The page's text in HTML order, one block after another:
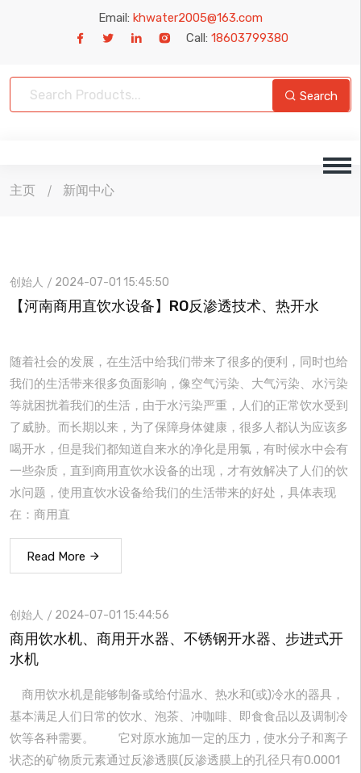
Email: khwater2005@163.com
Call: 18603799380
Search
主页 新闻中心
创始人 2024-07-01 15:45:50
【河南商用直饮水设备】RO反渗透技术、热开水
随着社会的发展，在生活中给我们带来了很多的便利，同时也给
我们的生活带来很多负面影响，像空气污染、大气污染、水污染
等就困扰着我们的生活，由于水污染严重，人们的正常饮水受到
了威胁。而长期以来，为了保障身体健康，很多人都认为应该多
喝开水，但是我们都知道自来水的净化是用氯，有时候水中会有
一些杂质，直到商用直饮水设备的出现，才有效解决了人们的饮
水问题，使用直饮水设备给我们的生活带来的好处，具体表现
在：商用直
Read More
创始人 2024-07-01 15:44:56
商用饮水机、商用开水器、不锈钢开水器、步进式开
水机
商用饮水机是能够制备或给付温水、热水和(或)冷水的器具，
基本满足人们日常的饮水、泡茶、冲咖啡、即食食品以及调制冷
饮等各种需要。 它对原水施加一定的压力，使水分子和离子
状态的矿物质元素通过反渗透膜(反渗透膜上的孔径只有0.0001